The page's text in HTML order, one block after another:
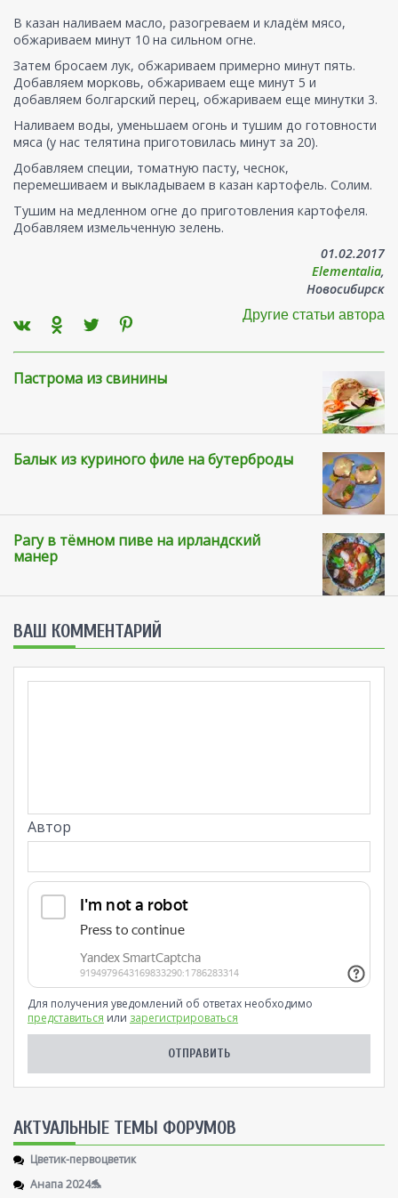
В казан наливаем масло, разогреваем и кладём мясо,
обжариваем минут 10 на сильном огне.
Затем бросаем лук, обжариваем примерно минут пять.
Добавляем морковь, обжариваем еще минут 5 и
добавляем болгарский перец, обжариваем еще минутки 3.
Наливаем воды, уменьшаем огонь и тушим до готовности
мяса (у нас телятина приготовилась минут за 20).
Добавляем специи, томатную пасту, чеснок,
перемешиваем и выкладываем в казан картофель. Солим.
Тушим на медленном огне до приготовления картофеля.
Добавляем измельченную зелень.
01.02.2017
Elementalia,
Новосибирск
Другие статьи автора
Пастрома из свинины
Балык из куриного филе на бутерброды
Рагу в тёмном пиве на ирландский
манер
ВАШ КОММЕНТАРИЙ
Автор
Для получения уведомлений об ответах необходимо
представиться или зарегистрироваться
AКТУАЛЬНЫЕ ТЕМЫ ФОРУМОВ
Цветик-первоцветик
Анапа 2024🐬